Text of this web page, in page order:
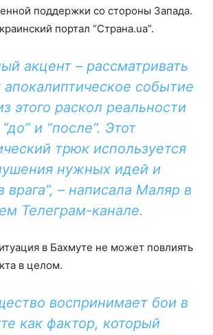
поддержки со стороны Запада.
портал “Страна.ua”.
акцент – рассматривать
апокалиптическое событие
этого раскол реальности
и “после”. Этот
трюк используется
нужных идей и
врага”, – написала Маляр в
Телеграм-канале.
в Бахмуте не может повлиять
в целом.
воспринимает бои в
как фактор, который